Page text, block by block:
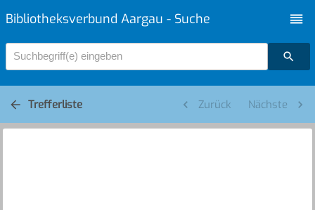
Bibliotheksverbund Aargau - Suche
Suchbegriff(e) eingeben
Trefferliste Zurück Nächste